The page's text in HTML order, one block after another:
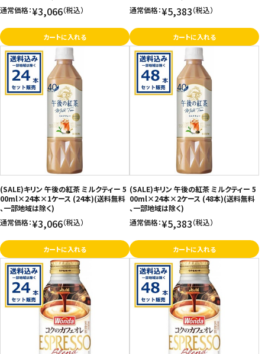
通常価格：¥3,066（税込）
カートに入れる
通常価格：¥5,383（税込）
カートに入れる
(SALE)キリン 午後の紅茶 ミルクティー 5
00ml×24本×1ケース (24本)(送料無料
、一部地域は除く)
通常価格：¥3,066（税込）
カートに入れる
(SALE)キリン 午後の紅茶 ミルクティー 5
00ml×24本×2ケース (48本)(送料無料
、一部地域は除く)
通常価格：¥5,383（税込）
カートに入れる